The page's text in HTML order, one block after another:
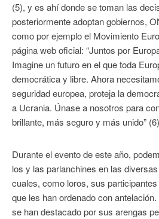
(5), y es ahí donde se toman las
posteriormente adoptan gobiernos,
como por ejemplo el Movimiento
página web oficial: “Juntos por
Imagine un futuro en el que toda
democrática y libre. Ahora
seguridad europea, proteja la
a Ucrania. Únase a nosotros para
brillante, más seguro y más unido”
Durante el evento de este año,
los y las parlanchines en las
cuales, como loros, sus
que les han ordenado con
se han destacado por sus arengas